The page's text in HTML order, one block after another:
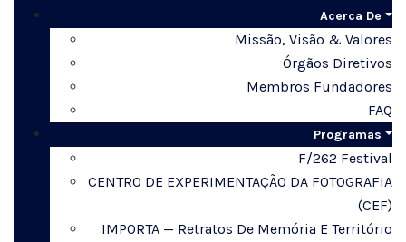
Acerca De
Missão, Visão & Valores
Órgãos Diretivos
Membros Fundadores
FAQ
Programas
F/262 Festival
CENTRO DE EXPERIMENTAÇÃO DA FOTOGRAFIA
(CEF)
IMPORTA — Retratos De Memória E Território